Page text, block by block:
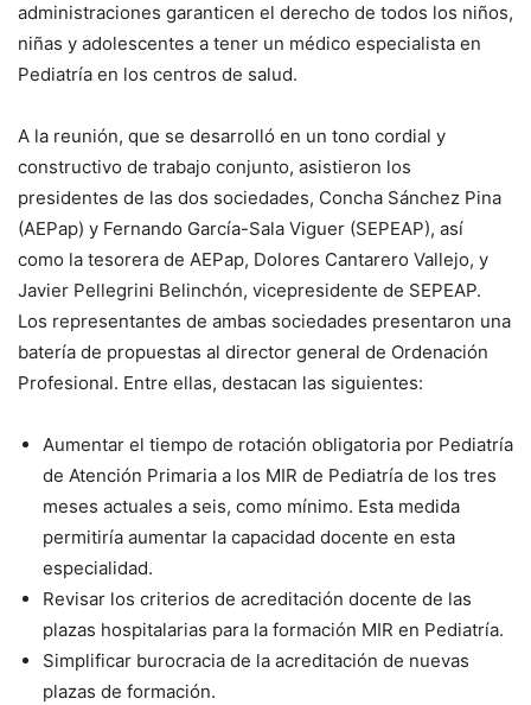
administraciones garanticen el derecho de todos los niños,
niñas y adolescentes a tener un médico especialista en
Pediatría en los centros de salud.
A la reunión, que se desarrolló en un tono cordial y
constructivo de trabajo conjunto, asistieron los
presidentes de las dos sociedades, Concha Sánchez Pina
(AEPap) y Fernando García-Sala Viguer (SEPEAP), así
como la tesorera de AEPap, Dolores Cantarero Vallejo, y
Javier Pellegrini Belinchón, vicepresidente de SEPEAP.
Los representantes de ambas sociedades presentaron una
batería de propuestas al director general de Ordenación
Profesional. Entre ellas, destacan las siguientes:
Aumentar el tiempo de rotación obligatoria por Pediatría
de Atención Primaria a los MIR de Pediatría de los tres
meses actuales a seis, como mínimo. Esta medida
permitiría aumentar la capacidad docente en esta
especialidad.
Revisar los criterios de acreditación docente de las
plazas hospitalarias para la formación MIR en Pediatría.
Simplificar burocracia de la acreditación de nuevas
plazas de formación.